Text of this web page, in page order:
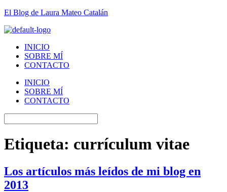
El Blog de Laura Mateo Catalán
INICIO
SOBRE MÍ
CONTACTO
INICIO
SOBRE MÍ
CONTACTO
Etiqueta: currículum vitae
Los artículos más leídos de mi blog en
2013